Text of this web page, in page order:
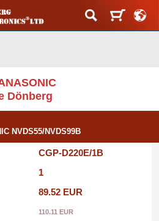
Dönberg
NVDS55/NVDS99B
CGP-D220E/1B
1
89.52 EUR
110.11 EUR